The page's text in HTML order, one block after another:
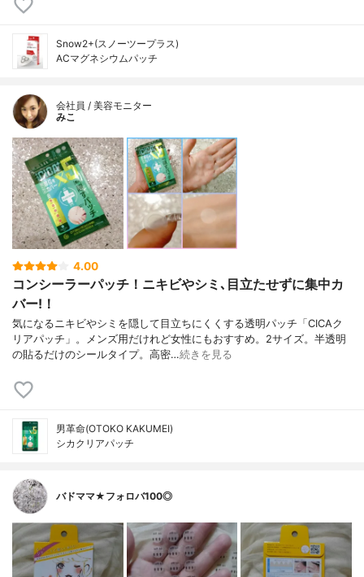
Snow2+(スノーツープラス)
ACマグネシウムパッチ
会社員 / 美容モニター
みこ
4.00
コンシーラーパッチ！ニキビやシミ､目立たせずに集中カ
バー!！
気になるニキビやシミを隠して目立ちにくくする透明パッチ「CICAク
リアパッチ」。メンズ用だけれど女性にもおすすめ。2サイズ。半透明
の貼るだけのシールタイプ。高密…続きを見る
男革命(OTOKO KAKUMEI)
シカクリアパッチ
バドママ★フォロバ100◎